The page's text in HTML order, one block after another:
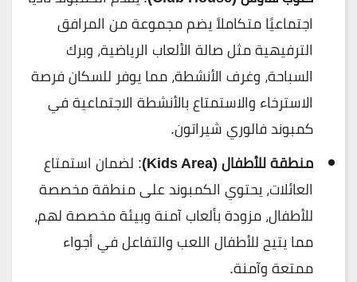
اجتماعيًا متكاملاً يضم مجموعة من المرافق
الترفيهية مثل صالة الألعاب الرياضية، وبرك
السباحة، وغرف الأنشطة، مما يوفر للسكان فرصة
الاسترخاء والاستمتاع بالأنشطة الاجتماعية في
كمبوند فالوري شيراتون.
منطقة للأطفال (Kids Area)
: لضمان استمتاع
العائلات، يحتوي الكمبوند على منطقة مخصصة
للأطفال، مزودة بألعاب آمنة وبيئة مخصصة لهم،
مما يتيح للأطفال اللعب والتفاعل في أجواء
ممتعة وآمنة.